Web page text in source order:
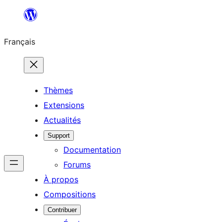
contenu
Français
Thèmes
Extensions
Actualités
Support
Documentation
Forums
À propos
Compositions
Contribuer